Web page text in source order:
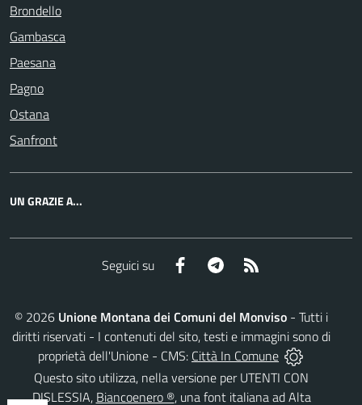
Brondello
Gambasca
Paesana
Pagno
Ostana
Sanfront
UN GRAZIE A...
Seguici su Facebook Telegram
© 2026 Unione Montana dei Comuni del Monviso - Tutti i
diritti riservati - I contenuti del sito, testi e immagini sono di
proprietà dell'Unione - CMS: Città In Comune
Questo sito utilizza, nella versione per UTENTI CON
DISLESSIA, Biancoenero ®, una font italiana ad Alta